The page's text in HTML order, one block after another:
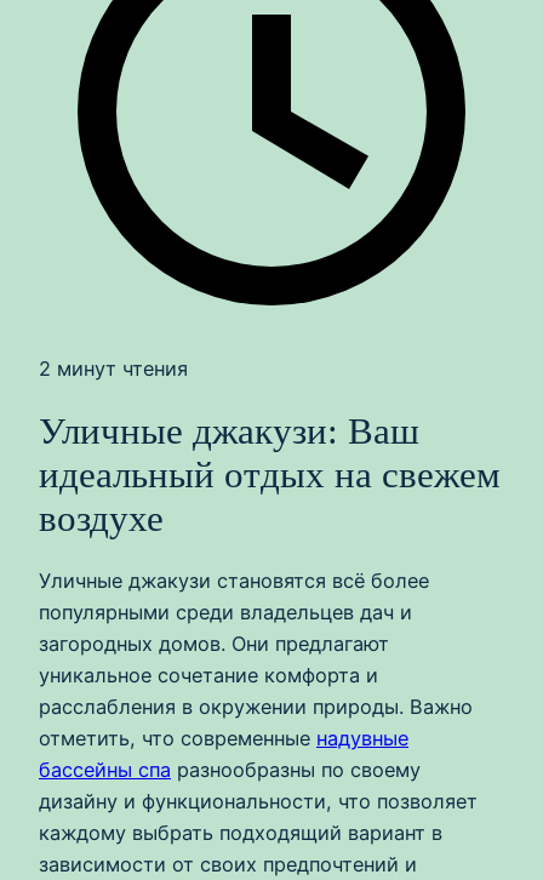
2 минут чтения
Уличные джакузи: Ваш
идеальный отдых на свежем
воздухе
Уличные джакузи становятся всё более
популярными среди владельцев дач и
загородных домов. Они предлагают
уникальное сочетание комфорта и
расслабления в окружении природы. Важно
отметить, что современные надувные
бассейны спа разнообразны по своему
дизайну и функциональности, что позволяет
каждому выбрать подходящий вариант в
зависимости от своих предпочтений и